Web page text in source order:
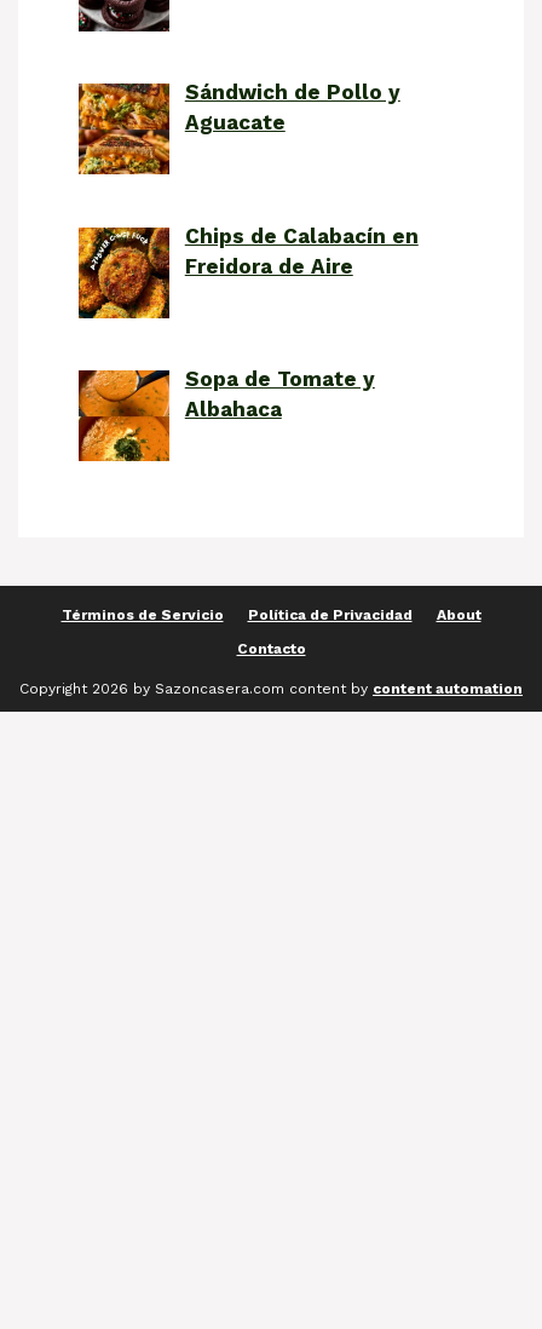
Sándwich de Pollo y
Aguacate
Chips de Calabacín en
Freidora de Aire
Sopa de Tomate y
Albahaca
Términos de Servicio Política de Privacidad
About
Contacto
Copyright 2026 by Sazoncasera.com content by content automation